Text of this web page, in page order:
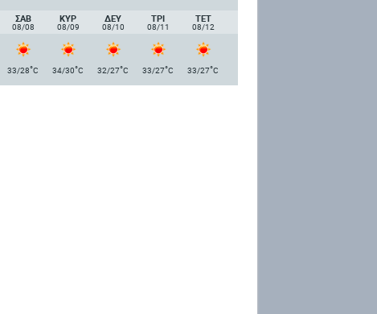
ΣΑΒ
08/08
ΚΥΡ
08/09
ΔΕΥ
08/10
ΤΡΙ
08/11
ΤΕΤ
08/12
33/28°C 34/30°C 32/27°C 33/27°C 33/27°C